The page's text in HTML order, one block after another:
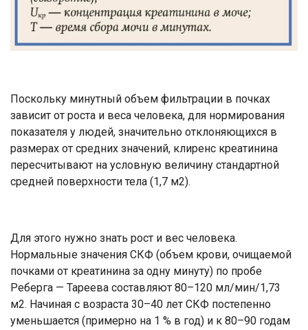
Поскольку минутный объем фильтрации в почках
зависит от роста и веса человека, для нормирования
показателя у людей, значительно отклоняющихся в
размерах от средних значений, клиренс креатинина
пересчитывают на условную величину стандартной
средней поверхности тела (1,7 м2).
Для этого нужно знать рост и вес человека.
Нормальные значения СКФ (объем крови, очищаемой
почками от креатинина за одну минуту) по пробе
Реберга — Тареева составляют 80–120 мл/мин/1,73
м2. Начиная с возраста 30–40 лет СКФ постепенно
уменьшается (примерно на 1 % в год) и к 80–90 годам